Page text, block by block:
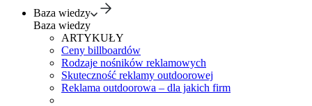
Baza wiedzy
Baza wiedzy
ARTYKUŁY
Ceny billboardów
Rodzaje nośników reklamowych
Skuteczność reklamy outdoorowej
Reklama outdoorowa – dla jakich firm